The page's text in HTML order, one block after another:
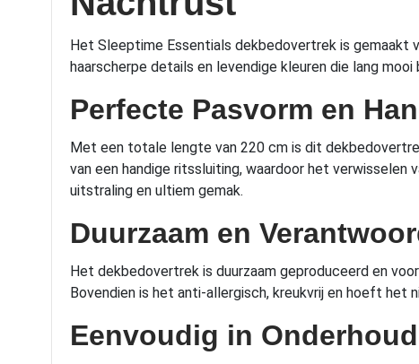
Het Sleeptime Essentials dekbedovertrek is gemaakt
haarscherpe details en levendige kleuren die lang mooi
Perfecte Pasvorm en
Met een totale lengte van 220 cm is dit
van een handige ritssluiting, waardoor het
uitstraling en ultiem gemak.
Duurzaam en
Het dekbedovertrek is duurzaam geproduceerd en
Bovendien is het anti-allergisch, kreukvrij en hoeft het
Eenvoudig in Onderhoud